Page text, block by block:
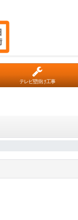
テレビ壁掛け工事